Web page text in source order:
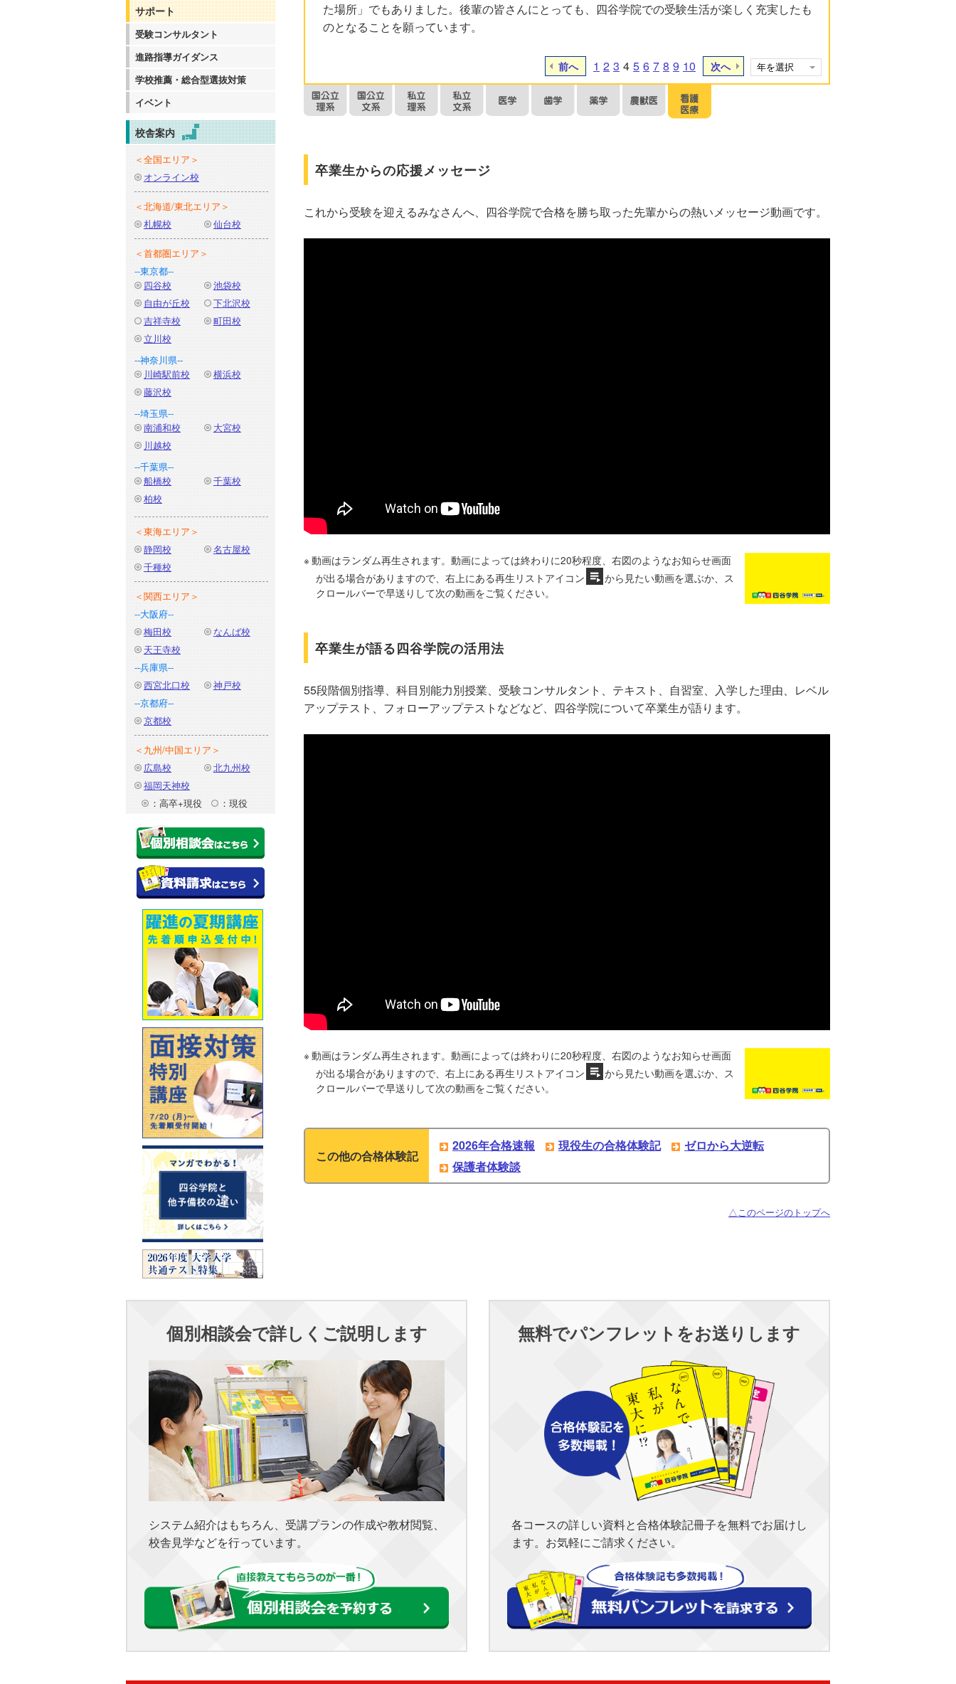
サポート
受験コンサルタント
進路指導ガイダンス
学校推薦・総合型選抜対策
イベント
校舎案内
＜全国エリア＞
オンライン校
＜北海道/東北エリア＞
札幌校
仙台校
＜首都圏エリア＞
--東京都--
四谷校
池袋校
自由が丘校
下北沢校
吉祥寺校
町田校
立川校
--神奈川県--
川崎駅前校
横浜校
藤沢校
--埼玉県--
南浦和校
大宮校
川越校
--千葉県--
船橋校
千葉校
柏校
＜東海エリア＞
静岡校
名古屋校
千種校
＜関西エリア＞
--大阪府--
梅田校
なんば校
天王寺校
--兵庫県--
西宮北口校
神戸校
--京都府--
京都校
＜九州/中国エリア＞
広島校
北九州校
福岡天神校
：高卒+現役
：現役
た場所」でもありました。後輩の皆さんにとっても、四谷学院での受験生活が楽しく充実したも
のとなることを願っています。
前へ 1 2 3 4 5 6 7 8 9 10 次へ
卒業生からの応援メッセージ
これから受験を迎えるみなさんへ、四谷学院で合格を勝ち取った先輩からの熱いメッセージ動画です。
動画はランダム再生されます。動画によっては終わりに20秒程度、右図のようなお知らせ画面
が出る場合がありますので、右上にある再生リストアイコン
から見たい動画を選ぶか、ス
クロールバーで早送りして次の動画をご覧ください。
卒業生が語る四谷学院の活用法
55段階個別指導、科目別能力別授業、受験コンサルタント、テキスト、自習室、入学した理由、レベル
アップテスト、フォローアップテストなどなど、四谷学院について卒業生が語ります。
動画はランダム再生されます。動画によっては終わりに20秒程度、右図のようなお知らせ画面
が出る場合がありますので、右上にある再生リストアイコン
から見たい動画を選ぶか、ス
クロールバーで早送りして次の動画をご覧ください。
この他の合格体験記
2026年合格速報 現役生の合格体験記
ゼロから大逆転
保護者体験談
△このページのトップへ
個別相談会で詳しくご説明します
システム紹介はもちろん、受講プランの作成や教材閲覧、
校舎見学などを行っています。
無料でパンフレットをお送りします
各コースの詳しい資料と合格体験記冊子を無料でお届けし
ます。お気軽にご請求ください。